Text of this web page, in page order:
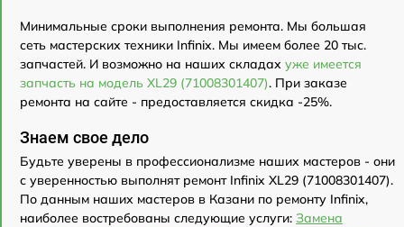
Минимальные сроки выполнения ремонта. Мы большая
сеть мастерских техники Infinix. Мы имеем более 20 тыс.
запчастей. И возможно на наших складах уже имеется
запчасть на модель XL29 (71008301407). При заказе
ремонта на сайте - предоставляется скидка -25%.
Знаем свое дело
Будьте уверены в профессионализме наших мастеров - они
с уверенностью выполнят ремонт Infinix XL29 (71008301407).
По данным наших мастеров в Казани по ремонту Infinix,
наиболее востребованы следующие услуги: Замена